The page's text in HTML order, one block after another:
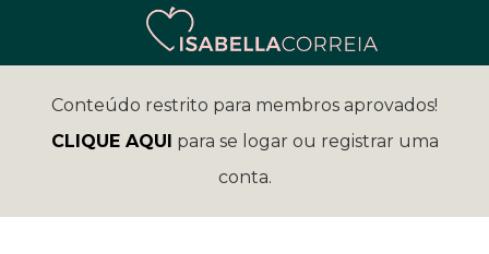
Conteúdo restrito para membros aprovados!
CLIQUE AQUI para se logar ou registrar uma
conta.